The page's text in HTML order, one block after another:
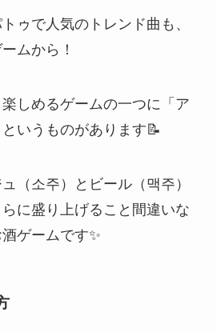
ゥで人気のトレンド曲も、
ムから！
しめるゲームの一つに「ア
いうものがあります📝
（소주）とビール（맥주）
に盛り上げること間違いな
ゲームです✨